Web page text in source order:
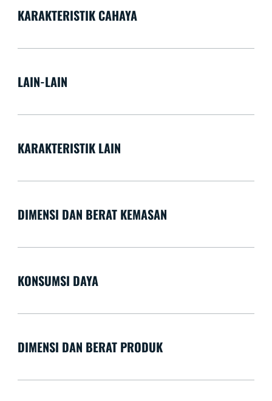
KARAKTERISTIK CAHAYA
LAIN-LAIN
KARAKTERISTIK LAIN
DIMENSI DAN BERAT KEMASAN
KONSUMSI DAYA
DIMENSI DAN BERAT PRODUK